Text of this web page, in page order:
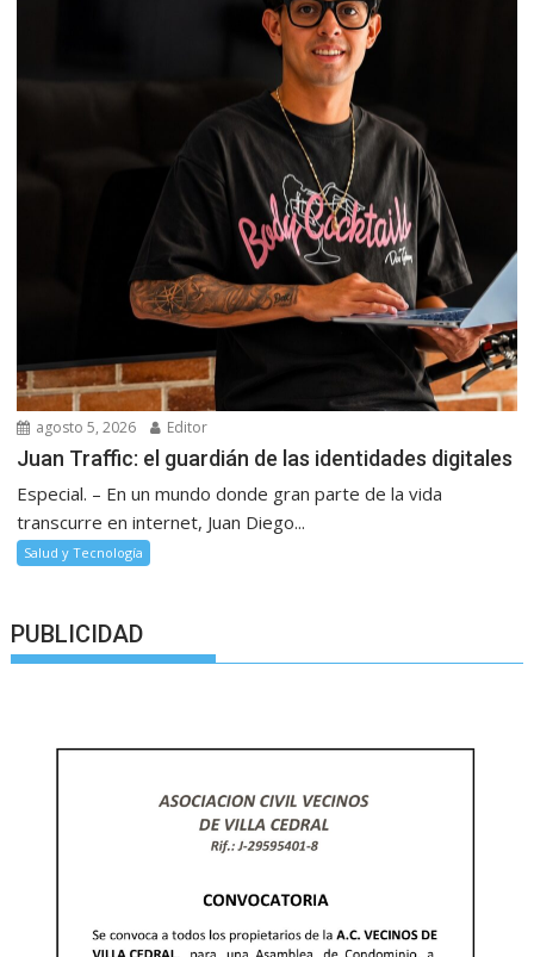
agosto 5, 2026 Editor
Juan Traffic: el guardián de las identidades digitales
Especial. – En un mundo donde gran parte de la vida
transcurre en internet, Juan Diego...
Salud y Tecnología
PUBLICIDAD